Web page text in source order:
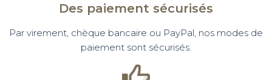
Des paiement sécurisés
Par virement, chèque bancaire ou PayPal, nos modes de
paiement sont sécurisés.